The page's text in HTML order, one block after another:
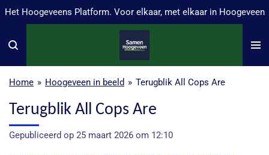
Ga
naar
Het Hoogeveens Platform. Voor elkaar, met elkaar in Hoogeveen
Home » Hoogeveen in beeld » Terugblik All Cops Are
Terugblik All Cops Are
Gepubliceerd op 25 maart 2026 om 12:10